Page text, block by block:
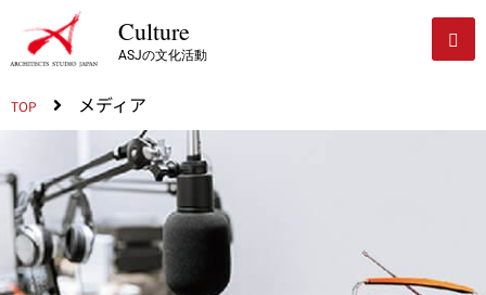
Culture
ASJの文化活動
TOP メディア